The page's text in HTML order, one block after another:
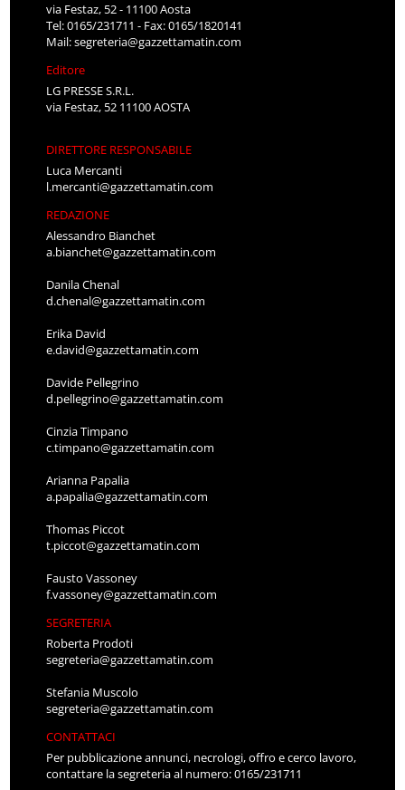
via Festaz, 52 - 11100 Aosta
Tel: 0165/231711 - Fax: 0165/1820141
Mail:segreteria@gazzettamatin.com
Editore
LG PRESSE S.R.L.
via Festaz, 52 11100 AOSTA
DIRETTORE RESPONSABILE
Luca Mercanti
l.mercanti@gazzettamatin.com
REDAZIONE
Alessandro Bianchet
a.bianchet@gazzettamatin.com
Danila Chenal
d.chenal@gazzettamatin.com
Erika David
e.david@gazzettamatin.com
Davide Pellegrino
d.pellegrino@gazzettamatin.com
Cinzia Timpano
c.timpano@gazzettamatin.com
Arianna Papalia
a.papalia@gazzettamatin.com
Thomas Piccot
t.piccot@gazzettamatin.com
Fausto Vassoney
f.vassoney@gazzettamatin.com
SEGRETERIA
Roberta Prodoti
segreteria@gazzettamatin.com
Stefania Muscolo
segreteria@gazzettamatin.com
CONTATTACI
Per pubblicazione annunci, necrologi, offro e cerco lavoro,
contattare la segreteria al numero: 0165/231711